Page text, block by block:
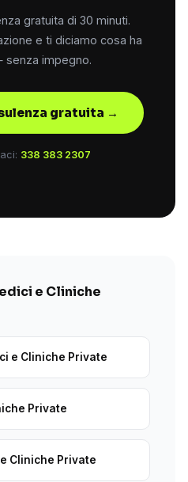
gratuita di 30 minuti.
e ti diciamo cosa ha
impegno.
gratuita →
338 383 2307
e Cliniche
e Cliniche Private
Private
Cliniche Private